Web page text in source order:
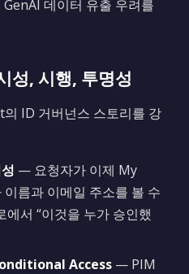
데이터 유출 우려를
성, 시행, 투명성
ID 거버넌스 스토리를 강
— 요청자가 이제 My
름과 이메일 주소를 볼 수
서 “이것을 누가 승인했
Access — PIM